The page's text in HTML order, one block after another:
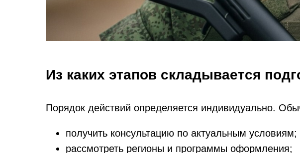
Из каких этапов складывается
Порядок действий определяется индивидуально.
получить консультацию по актуальным условиям;
рассмотреть регионы и программы оформления;